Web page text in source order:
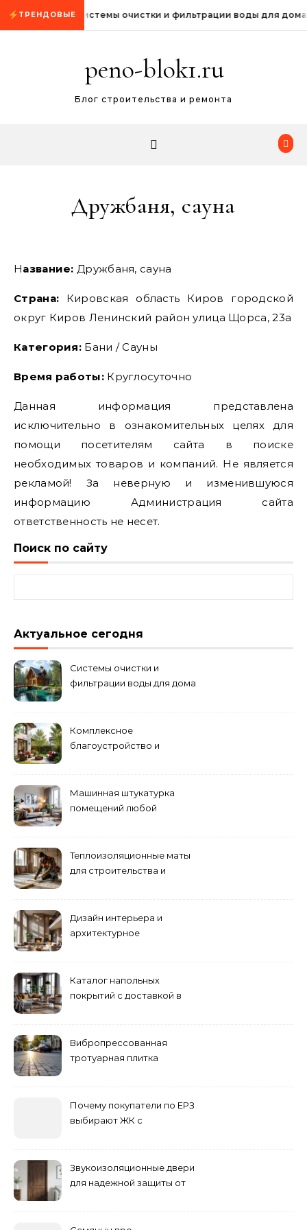
Промотать к содержимому
ТРЕНДОВЫЕСистемы очистки и фильтрации воды для дома
peno-blok1.ru
Блог строительства и ремонта
Дружбаня, сауна
Название: Дружбаня, сауна
Страна: Кировская область Киров городской
округ Киров Ленинский район улица Щорса, 23а
Категория: Бани / Сауны
Время работы:Круглосуточно
Данная информация представлена
исключительно в ознакомительных целях для
помощи посетителям сайта в поиске
необходимых товаров и компаний. Не является
рекламой! За неверную и изменившуюся
информацию Администрация сайта
ответственность не несет.
Поиск по сайту
Актуальное сегодня
Системы очистки и
фильтрации воды для дома
Комплексное
благоустройство и
Машинная штукатурка
помещений любой
Теплоизоляционные маты
для строительства и
Дизайн интерьера и
архитектурное
Каталог напольных
покрытий с доставкой в
Вибропрессованная
тротуарная плитка
Почему покупатели по ЕРЗ
выбирают ЖК с
Звукоизоляционные двери
для надежной защиты от